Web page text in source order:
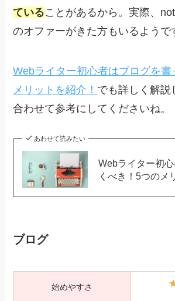
ていることがあるから。実際、
のオファーがきた方もいるようで
Webライター初心者はブログを
メリットを紹介！ でも詳しく解説
合わせて参考にしてくださいね。
あわせて読みたい
Webライター初
くべき！5つのメ
ブログ
始めやすさ